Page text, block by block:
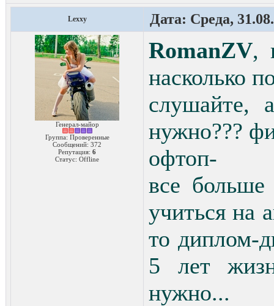
Lexxy Дата: Среда,
Генерал-майор
Группа: Проверенные
Сообщений: 372
Репутация: 6
Статус: Offline
RomanZV,
насколько
слушайте,
нужно???
офтоп-
все
учиться на
то диплом-
5 лет
нужно...